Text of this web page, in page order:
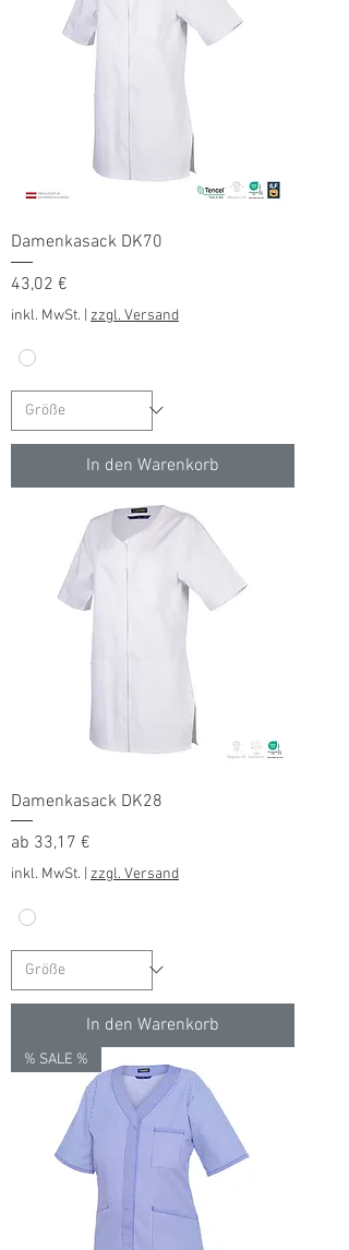
Damenkasack DK70
Preis
43,02 €
inkl. MwSt. zzgl. Versand
In den Warenkorb
Damenkasack DK28
ab 33,17 €
Sale-Preis
inkl. MwSt. | zzgl. Versand
In den Warenkorb
% SALE %